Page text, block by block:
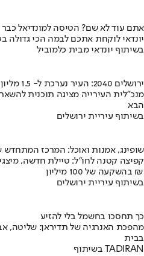
אתם עוד לא שם? הטיסה למונדיאל כבר
יונדאי לוקחת אתכם לבמה הכי גדולה
בשיתוף יונדאי מבית כלמוביל
ירושלים 2040: העיר נערכת ל- 1.5 מליון תושבים
מנכ"לית העירייה מציגה תוכנית
הבא
בשיתוף עיריית ירושלים
שופינג, אמנות ואוכל: המרכז
קפיצה קטנה לחו"ל: טיילת חדשה,
בהשקעה של 100 מיליון ₪
בשיתוף עיריית ירושלים
כך תחסכו בחשמל בלי להזיע
מהפכת האנרגיה של תדיראן: שליטה,
בבית
בשיתוף TADIRAN